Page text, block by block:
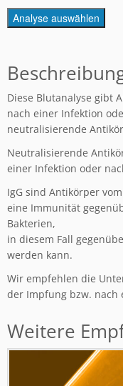
Analyse auswählen
Diese Blutanalyse gibt
nach einer Infektion
neutralisierende
Neutralisierende
einer Infektion oder
IgG sind Antikörper
eine Immunität
Bakterien,
in diesem Fall
werden kann.
Wir empfehlen die
der Impfung bzw.
Weitere